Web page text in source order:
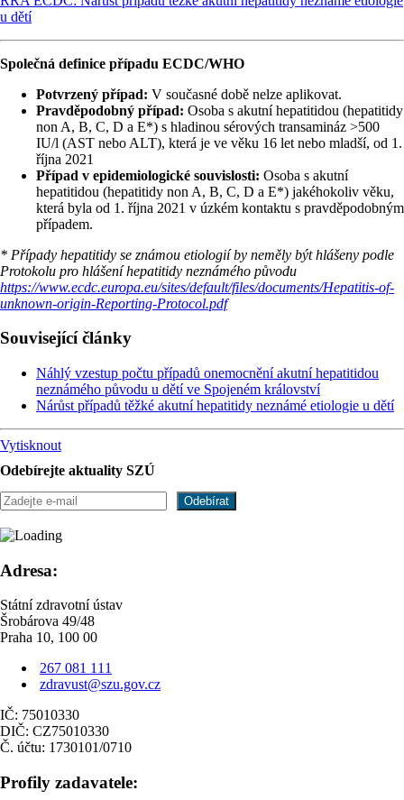
u dětí
Společná definice případu ECDC/WHO
Potvrzený případ: V současné době nelze aplikovat.
Pravděpodobný případ: Osoba s akutní hepatitidou (hepatitidy
non A, B, C, D a E*) s hladinou sérových transamináz >500
IU/l (AST nebo ALT), která je ve věku 16 let nebo mladší, od 1.
října 2021
Případ v epidemiologické souvislosti: Osoba s akutní
hepatitidou (hepatitidy non A, B, C, D a E*) jakéhokoliv věku,
která byla od 1. října 2021 v úzkém kontaktu s pravděpodobným
případem.
* Případy hepatitidy se známou etiologií by neměly být hlášeny podle
Protokolu pro hlášení hepatitidy neznámého původu
https://www.ecdc.europa.eu/sites/default/files/documents/Hepatitis-of-
unknown-origin-Reporting-Protocol.pdf
Související články
Náhlý vzestup počtu případů onemocnění akutní hepatitidou
neznámého původu u dětí ve Spojeném království
Nárůst případů těžké akutní hepatitidy neznámé etiologie u dětí
Vytisknout
Odebírejte aktuality SZÚ
Adresa:
Státní zdravotní ústav
Šrobárova 49/48
Praha 10, 100 00
267 081 111
zdravust@szu.gov.cz
IČ: 75010330
DIČ: CZ75010330
Č. účtu: 1730101/0710
Profily zadavatele: